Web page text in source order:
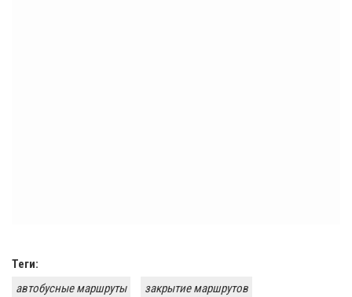
Теги:
автобусные маршруты
закрытие маршрутов